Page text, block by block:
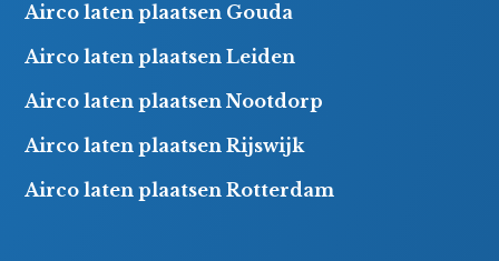
Airco laten plaatsen Gouda
Airco laten plaatsen Leiden
Airco laten plaatsen Nootdorp
Airco laten plaatsen Rijswijk
Airco laten plaatsen Rotterdam